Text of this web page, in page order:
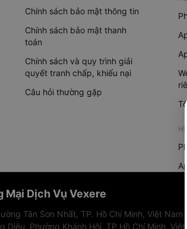
Chính sách bảo mật thông tin
Chính sách bảo mật thanh
toán
Chính sách và quy trình giải
quyết tranh chấp, khiếu nại
Câu hỏi thường gặp
Mại Dịch Vụ Vexere
Tân Sơn Nhất, TP. Hồ Chí Minh, Việt Nam
Phường Khánh Hội, TP Hồ Chí Minh, Việt